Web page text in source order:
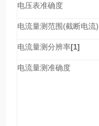
电压表准确度
电流量测范围 (截断电流)
电流量测分辨率[1]
电流量测准确度